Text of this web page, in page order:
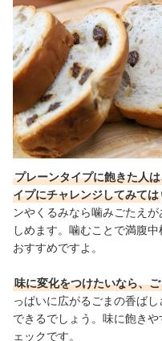
プレーンタイプに飽きた人
イプにチャレンジしてみては
ンやくるみなら噛みごたえ
しめます。噛むことで満腹
おすすめですよ。
味に変化をつけたいなら、
っぱいに広がるごまの香ば
できるでしょう。味に飽き
ェックです。